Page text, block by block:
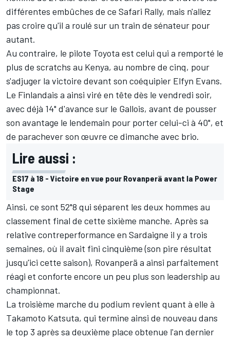
différentes embûches de ce Safari Rally, mais n'allez
pas croire qu'il a roulé sur un train de sénateur pour
autant.
Au contraire, le pilote Toyota est celui qui a remporté le
plus de scratchs au Kenya, au nombre de cinq, pour
s'adjuger la victoire devant son coéquipier Elfyn Evans.
Le Finlandais a ainsi viré en tête dès le vendredi soir,
avec déjà 14" d'avance sur le Gallois, avant de pousser
son avantage le lendemain pour porter celui-ci à 40", et
de parachever son œuvre ce dimanche avec brio.
Lire aussi :
ES17 à 18 - Victoire en vue pour Rovanperä avant la Power
Stage
Ainsi, ce sont 52"8 qui séparent les deux hommes au
classement final de cette sixième manche. Après sa
relative contreperformance en Sardaigne il y a trois
semaines, où il avait fini cinquième (son pire résultat
jusqu'ici cette saison), Rovanperä a ainsi parfaitement
réagi et conforte encore un peu plus son leadership au
championnat.
La troisième marche du podium revient quant à elle à
Takamoto Katsuta, qui termine ainsi de nouveau dans
le top 3 après sa deuxième place obtenue l'an dernier